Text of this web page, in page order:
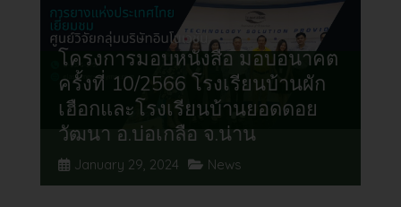
โครงการมอบหนังสือ มอบอนาคต
ครั้งที่ 10/2566 โรงเรียนบ้านผัก
เฮือกและโรงเรียนบ้านยอดดอย
วัฒนา อ.บ่อเกลือ จ.น่าน
January 29, 2024 News